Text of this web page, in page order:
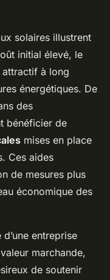
solaires illustrent
initial élevé, le
attractif à long
énergétiques. De
des
bénéficier de
mises en place
Ces aides
de mesures plus
économique des
entreprise
marchande,
de soutenir